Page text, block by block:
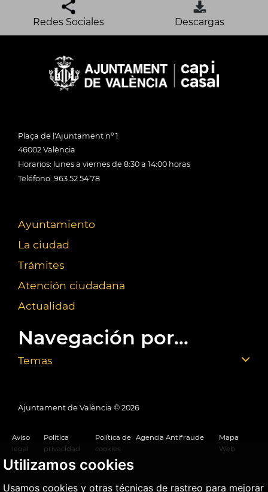
Utilizamos cookies
Usamos cookies y otras técnicas de rastreo para mejorar
Redes Sociales Descargas
Plaça de l'Ajuntament nº 1
46002 València
Horarios: lunes a viernes de 8:30 a 14:00 horas
Teléfono: 963 52 54 78
Ayuntamiento
La ciudad
Trámites
Atención ciudadana
Actualidad
Navegación por...
Temas
Ajuntament de València © 2026
Aviso
legal
Política
privacidad
Política de
cookies
Agencia Antifraude
Mapa
Web